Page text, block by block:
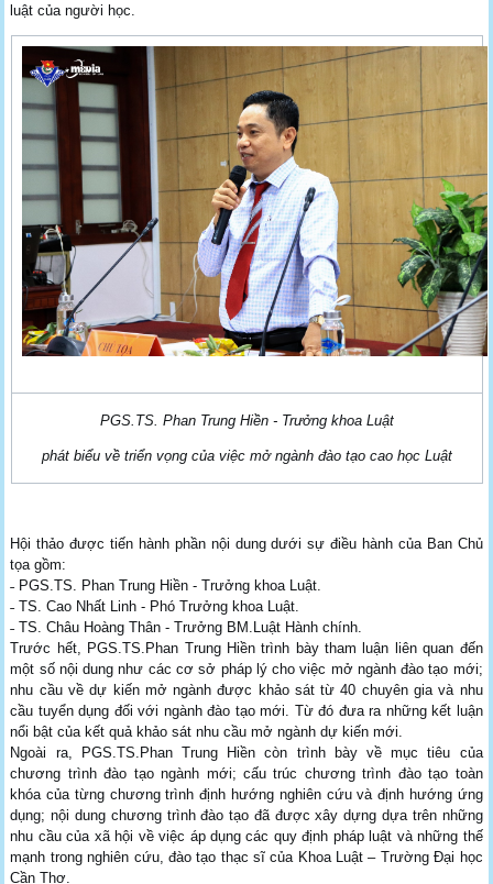
luật của người học.
PGS.TS. Phan Trung Hiền - Trưởng khoa Luật
phát biểu về triển vọng của việc mở ngành đào tạo cao học Luật
Hội thảo được tiến hành phần nội dung dưới sự điều hành của Ban Chủ
tọa gồm:
˗ PGS.TS. Phan Trung Hiền - Trưởng khoa Luật.
˗ TS. Cao Nhất Linh - Phó Trưởng khoa Luật.
˗ TS. Châu Hoàng Thân - Trưởng BM.Luật Hành chính.
Trước hết, PGS.TS.Phan Trung Hiền trình bày tham luận liên quan đến
một số nội dung như các cơ sở pháp lý cho việc mở ngành đào tạo mới;
nhu cầu về dự kiến mở ngành được khảo sát từ 40 chuyên gia và nhu
cầu tuyển dụng đối với ngành đào tạo mới. Từ đó đưa ra những kết luận
nổi bật của kết quả khảo sát nhu cầu mở ngành dự kiến mới.
Ngoài ra, PGS.TS.Phan Trung Hiền còn trình bày về mục tiêu của
chương trình đào tạo ngành mới; cấu trúc chương trình đào tạo toàn
khóa của từng chương trình định hướng nghiên cứu và định hướng ứng
dụng; nội dung chương trình đào tạo đã được xây dựng dựa trên những
nhu cầu của xã hội về việc áp dụng các quy định pháp luật và những thế
mạnh trong nghiên cứu, đào tạo thạc sĩ của Khoa Luật – Trường Đại học
Cần Thơ.